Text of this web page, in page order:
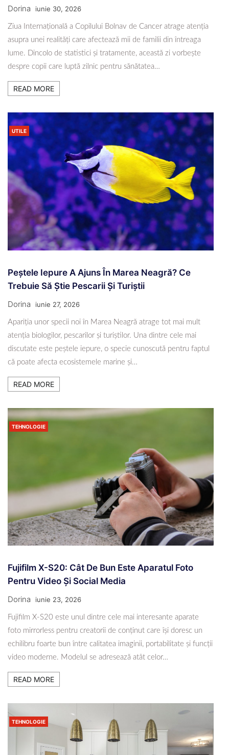
Dorina iunie 30, 2026
Ziua Internațională a Copilului Bolnav de Cancer atrage atenția
asupra unei realități care afectează mii de familii din întreaga
lume. Dincolo de statistici și tratamente, această zi vorbește
despre copii care luptă zilnic pentru sănătatea…
READ MORE
UTILE
Peștele Iepure A Ajuns În Marea Neagră? Ce
Trebuie Să Știe Pescarii Și Turiștii
Dorina iunie 27, 2026
Apariția unor specii noi în Marea Neagră atrage tot mai mult
atenția biologilor, pescarilor și turiștilor. Una dintre cele mai
discutate este peștele iepure, o specie cunoscută pentru faptul
că poate afecta ecosistemele marine și…
READ MORE
TEHNOLOGIE
Fujifilm X-S20: Cât De Bun Este Aparatul Foto
Pentru Video Și Social Media
Dorina iunie 23, 2026
Fujifilm X-S20 este unul dintre cele mai interesante aparate
foto mirrorless pentru creatorii de conținut care își doresc un
echilibru foarte bun între calitatea imaginii, portabilitate și funcții
video moderne. Modelul se adresează atât celor…
READ MORE
TEHNOLOGIE